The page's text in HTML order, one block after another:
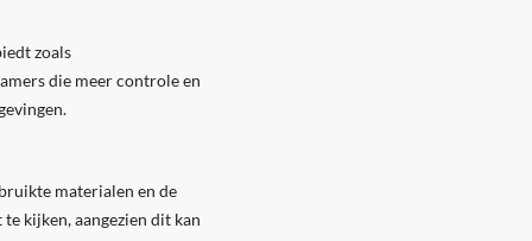
zoals
die meer controle en
materialen en de
kijken, aangezien dit kan